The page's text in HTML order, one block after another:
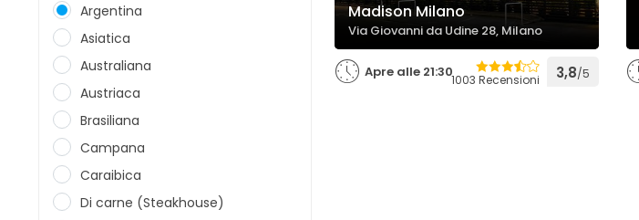
Argentina
Asiatica
Australiana
Austriaca
Brasiliana
Campana
Caraibica
Di carne (Steakhouse)
Madison Milano
Via Giovanni da Udine 28, Milano
Apre alle 21:301003 Recensioni 3,8/5